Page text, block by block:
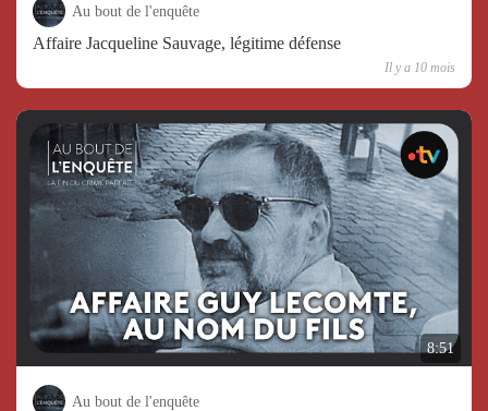
Au bout de l'enquête
Affaire Jacqueline Sauvage, légitime défense
Il y a 10 mois
8:51
Au bout de l'enquête